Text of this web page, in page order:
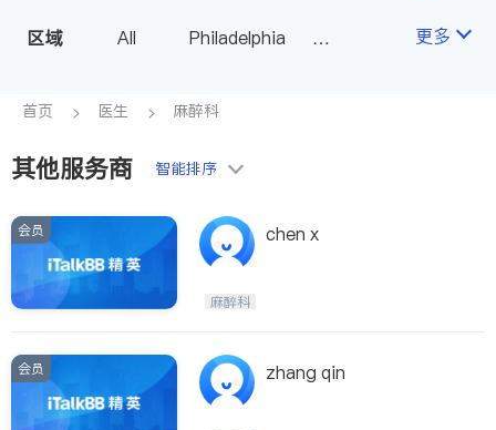
保险理财 房地产租售
银行贷款
建筑装修
非盈利组织
眼科
妇科
儿科
心脏科
肠胃肝脏科
泌尿科
风湿病
呼吸科
医生-其它
内分泌科
区域 All
Philadelphia
PA - Other Cities
更多
首页 医生 麻醉科
其他服务商 智能排序
会员 chen x
麻醉科
会员 zhang qin